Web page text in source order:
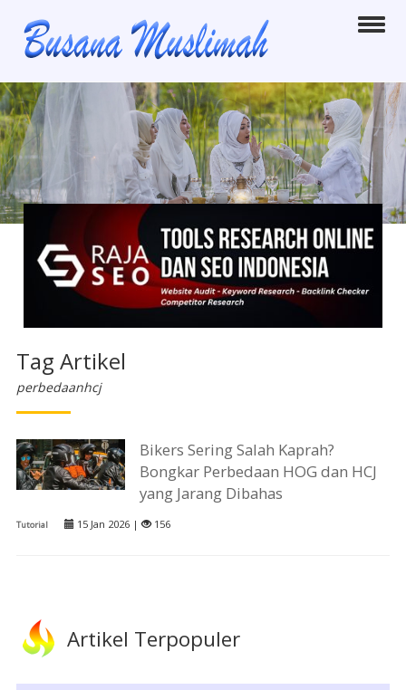
Tag Artikel
perbedaanhcj
Bikers Sering Salah Kaprah?
Bongkar Perbedaan HOG dan HCJ
yang Jarang Dibahas
Tutorial 15 Jan 2026 | 156
Artikel Terpopuler